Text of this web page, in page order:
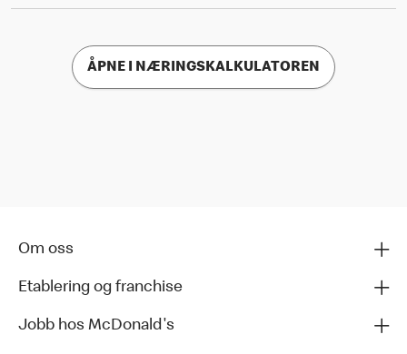
ÅPNE I NÆRINGSKALKULATOREN
Om oss
Etablering og franchise
Jobb hos McDonald's